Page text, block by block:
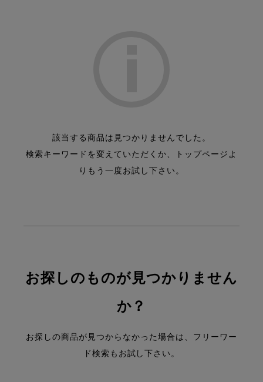
該当する商品は見つかりませんでした。
検索キーワードを変えていただくか、トップページよ
りもう一度お試し下さい。
お探しのものが見つかりません
か？
お探しの商品が見つからなかった場合は、フリーワー
ド検索もお試し下さい。